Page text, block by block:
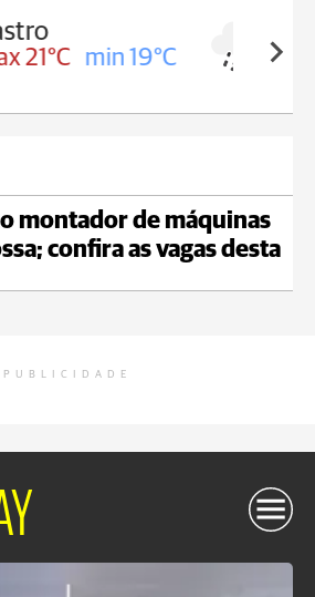
Carambeí
max 20°C min 19°C
montador de máquinas
confira as vagas desta
PUBLICIDADE